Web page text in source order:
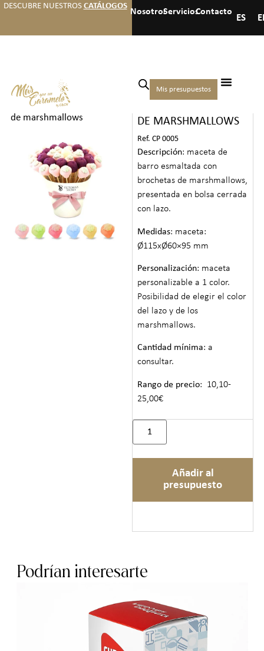
DESCUBRE NUESTROS CATÁLOGOS
NosotrosServiciosContacto
ES
Mis presupuestos
Inicio/ Caramelos
Creativos/ Maceta con flores
de marshmallows
MACETA CON FLORES
DE MARSHMALLOWS
Ref. CP 0005
Descripción: maceta de
barro esmaltada con
brochetas de marshmallows,
presentada en bolsa cerrada
con lazo.
Medidas: maceta:
Ø115xØ60×95 mm
Personalización: maceta
personalizable a 1 color.
Posibilidad de elegir el color
del lazo y de los
marshmallows.
Cantidad mínima: a
consultar.
Rango de precio: 10,10-
25,00€
Añadir al
presupuesto
Podrían interesarte